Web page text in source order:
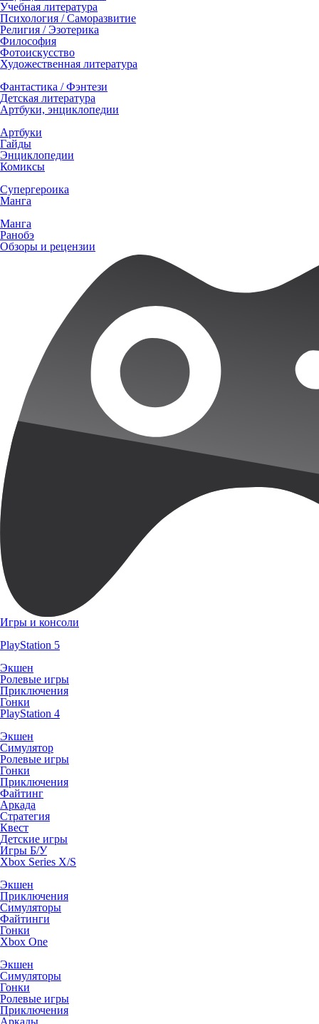
Учебная литература
Психология / Саморазвитие
Религия / Эзотерика
Философия
Фотоискусство
Художественная литература
Фантастика / Фэнтези
Детская литература
Артбуки, энциклопедии
Артбуки
Гайды
Энциклопедии
Комиксы
Супергероика
Манга
Манга
Ранобэ
Обзоры и рецензии
Игры и консоли
PlayStation 5
Экшен
Ролевые игры
Приключения
Гонки
PlayStation 4
Экшен
Симулятор
Ролевые игры
Гонки
Приключения
Файтинг
Аркада
Стратегия
Квест
Детские игры
Игры Б/У
Xbox Series X/S
Экшен
Приключения
Симуляторы
Файтинги
Гонки
Xbox One
Экшен
Симуляторы
Гонки
Ролевые игры
Приключения
Аркады